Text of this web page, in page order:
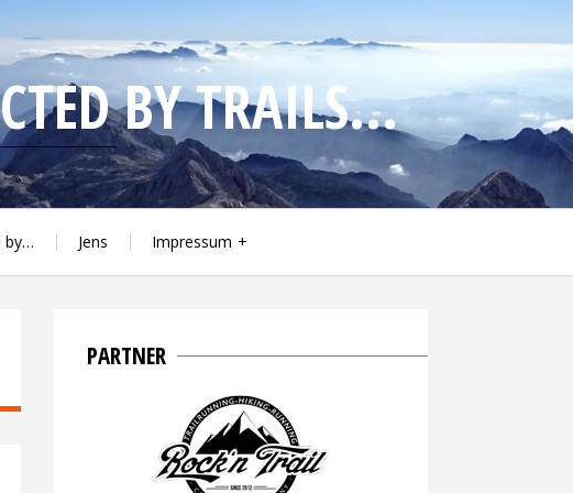
BY TRAILS...
by… Jens Impressum
PARTNER